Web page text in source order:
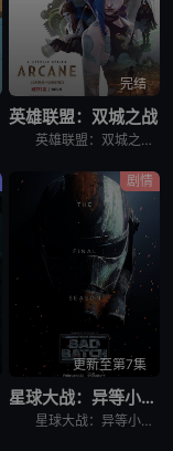
完结
英雄联盟：双城之战
英雄联盟：双城之战 第一季 Arcane Season 1作为英雄联盟官方动画剧集，讲述的是在充满蒸汽朋克气息的乌托邦-皮尔特沃夫和由化学品驱动的地下城-祖安中，蔚和金克丝两姐妹，她们在一场激烈的
剧情
更新至第7集
星球大战：异等小队 第三季
星球大战：异等小队 第三季 Star Wars: The Bad Batch Season 3是2024年剧情,动作,科幻,动画,奇幻,冒险剧集。《星球大战：异等小队 第三季》讲述的是：克隆人突击